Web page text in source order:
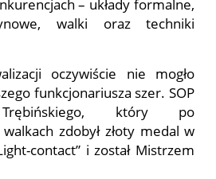
– układy formalne,
walki oraz techniki
oczywiście nie mogło
funkcjonariusza szer. SOP
który po
zdobył złoty medal w
contact” i został Mistrzem